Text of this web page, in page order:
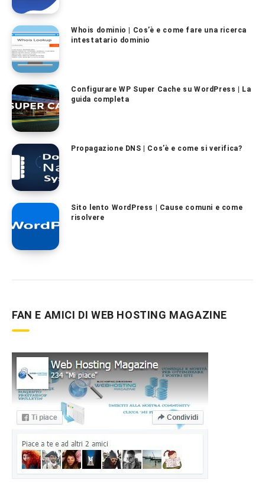
Whois dominio | Cos’è e come fare una ricerca
intestatario dominio
Configurare WP Super Cache su WordPress | La
guida completa
Propagazione DNS | Cos’è e come si verifica?
Sito lento WordPress | Cause comuni e come
risolvere
FAN E AMICI DI WEB HOSTING MAGAZINE